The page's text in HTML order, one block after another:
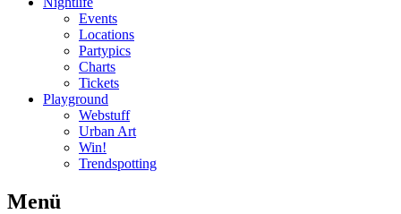
Events
Locations
Partypics
Charts
Tickets
Playground
Webstuff
Urban Art
Win!
Trendspotting
Menü